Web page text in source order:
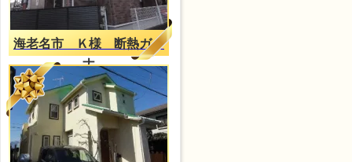
海老名市 Ｋ様 断熱ガイ
ナ